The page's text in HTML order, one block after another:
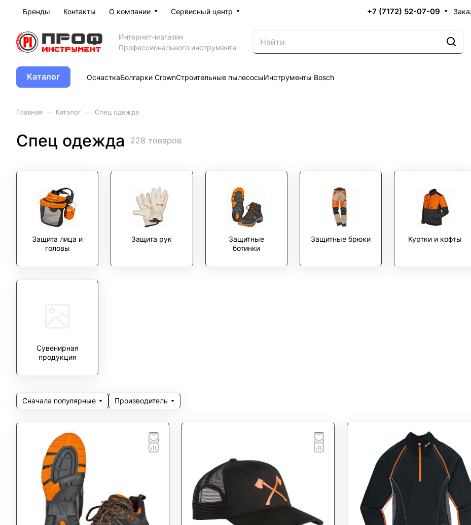
Бренды Контакты О компании Сервисный центр +7 (7172) 52-07-09
Интернет-магазин
Профессионального инструмента
Каталог ОснасткаБолгарки CrownСтроительные пылесосыИнструменты Bosch
Главная Каталог Спец одежда
Спец одежда 228 товаров
Защита лица и
головы
Защита рук
Защитные
ботинки
Защитные брюки Куртки и кофты
Сувенирная
продукция
Сначала популярные Производитель